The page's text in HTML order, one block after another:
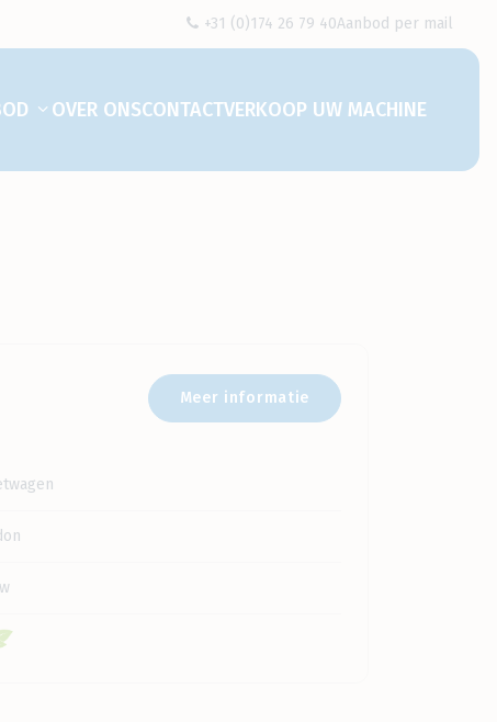
+31 (0)174 26 79 40Aanbod per mail
Toon submenu voor "Aanbod"
OVER ONSCONTACTVERKOOP UW MACHINE
Meer informatie